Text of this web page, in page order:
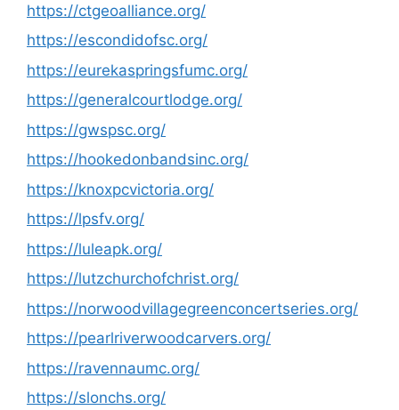
https://ctgeoalliance.org/
https://escondidofsc.org/
https://eurekaspringsfumc.org/
https://generalcourtlodge.org/
https://gwspsc.org/
https://hookedonbandsinc.org/
https://knoxpcvictoria.org/
https://lpsfv.org/
https://luleapk.org/
https://lutzchurchofchrist.org/
https://norwoodvillagegreenconcertseries.org/
https://pearlriverwoodcarvers.org/
https://ravennaumc.org/
https://slonchs.org/